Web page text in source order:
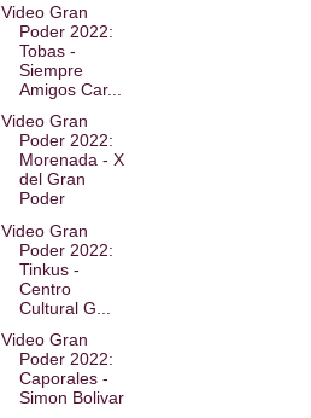
Video Gran
Poder 2022:
Tobas -
Siempre
Amigos Car...
Video Gran
Poder 2022:
Morenada - X
del Gran
Poder
Video Gran
Poder 2022:
Tinkus -
Centro
Cultural G...
Video Gran
Poder 2022:
Caporales -
Simon Bolivar